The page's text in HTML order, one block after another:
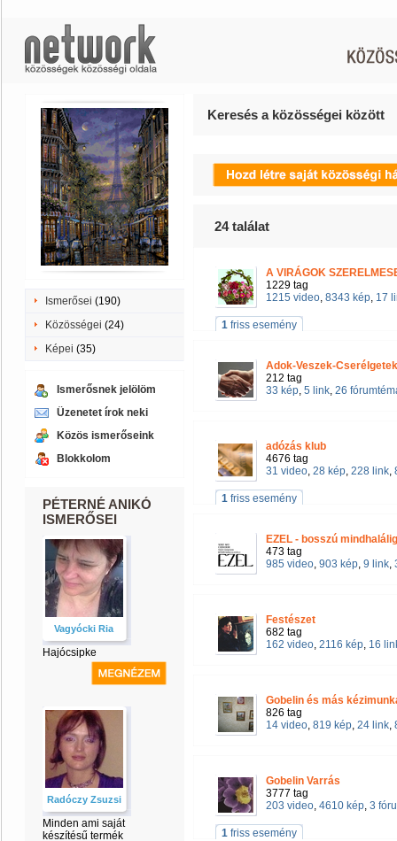
Ismerősei (190)
Közösségei (24)
Képei (35)
Ismerősnek jelölöm
Üzenetet írok neki
Közös ismerőseink
Blokkolom
PÉTERNÉ ANIKÓ
ISMERŐSEI
Vagyócki Ria
Hajócsipke
Radóczy Zsuzsi
Minden ami saját
készítésű termék
Keresés a közösségei között
24találat
A VIRÁGOK
1229 tag
1215 video, 8343 kép, 17
1 friss esemény
Adok-Veszek-
212 tag
33 kép, 5 link, 26
adózás klub
4676 tag
31 video, 28 kép, 228 link,
1 friss esemény
EZEL - bosszú
473 tag
985 video, 903 kép, 9 link,
Festészet
682 tag
162 video, 2116 kép, 16
Gobelin és más
826 tag
14 video, 819 kép, 24 link,
Gobelin Varrás
3777 tag
203 video, 4610 kép, 3
1 friss esemény